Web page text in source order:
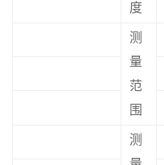
度
测
量
范
围
测